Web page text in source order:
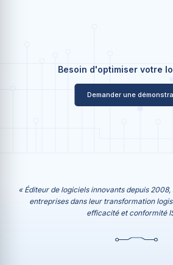
Besoin d'optimiser votre
Demander une
« Éditeur de logiciels innovants depuis
entreprises dans leur transformation
efficacité et conformité